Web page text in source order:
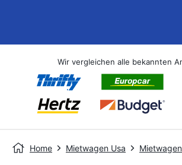
Wir vergleichen alle bekannten
Home Mietwagen Usa